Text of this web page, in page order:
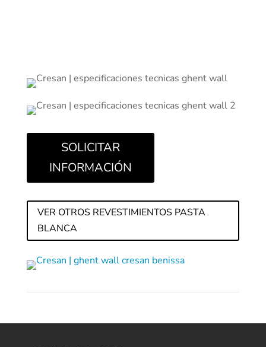
SOLICITAR
INFORMACIÓN
VER OTROS REVESTIMIENTOS PASTA
BLANCA